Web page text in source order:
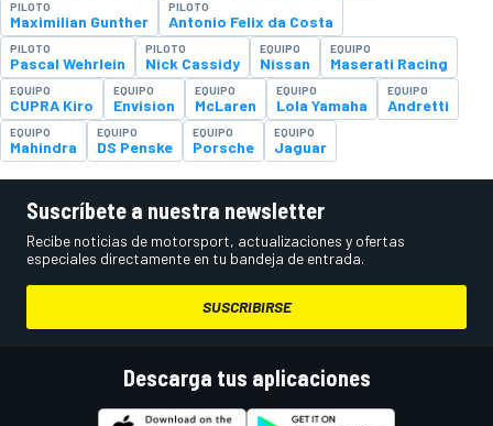
PILOTO
Maximilian Gunther
PILOTO
Antonio Felix da Costa
PILOTO
Pascal Wehrlein
PILOTO
Nick Cassidy
EQUIPO
Nissan
EQUIPO
Maserati Racing
EQUIPO
CUPRA Kiro
EQUIPO
Envision
EQUIPO
McLaren
EQUIPO
Lola Yamaha
EQUIPO
Andretti
EQUIPO
Mahindra
EQUIPO
DS Penske
EQUIPO
Porsche
EQUIPO
Jaguar
Suscríbete a nuestra newsletter
Recibe noticias de motorsport, actualizaciones y ofertas
especiales directamente en tu bandeja de entrada.
SUSCRIBIRSE
Descarga tus aplicaciones